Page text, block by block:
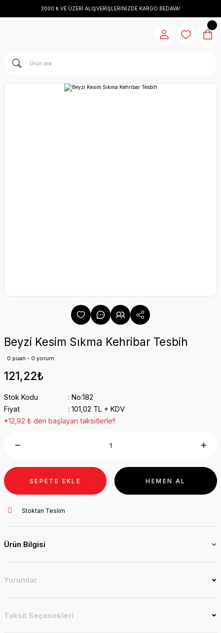
3000 ₺ VE ÜZERİ ALIŞVERİŞLERİNİZDE KARGO BEDAVA!
Beyzi Kesim Sıkma Kehribar Tesbih
0 puan - 0 yorum
121,22₺
Stok Kodu
No:182
Fiyat
101,02 TL + KDV
*12,92 ₺ den başlayan taksitlerle!!
SEPETE EKLE HEMEN AL
Stoktan Teslim
Ürün Bilgisi
Yorumlar
Taksit Seçenekleri